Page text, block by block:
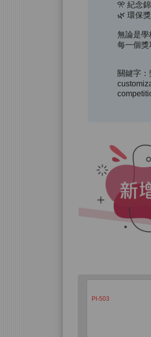
🎌 紀念
🌿 環保
無論是學
每一個獎
關鍵字
PI-503